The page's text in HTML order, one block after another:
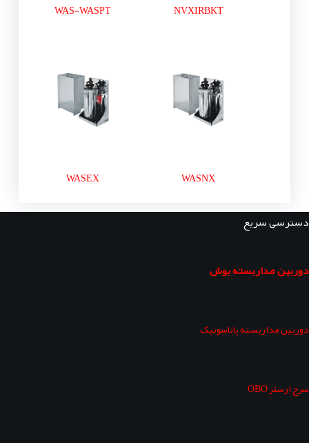
NVXIRBKT
WAS-WASPT
WASNX
WASEX
دسترسی سریع
دوربین مداربسته بوش
دوربین مداربسته پاناسونیک
سرج ارستر OBO